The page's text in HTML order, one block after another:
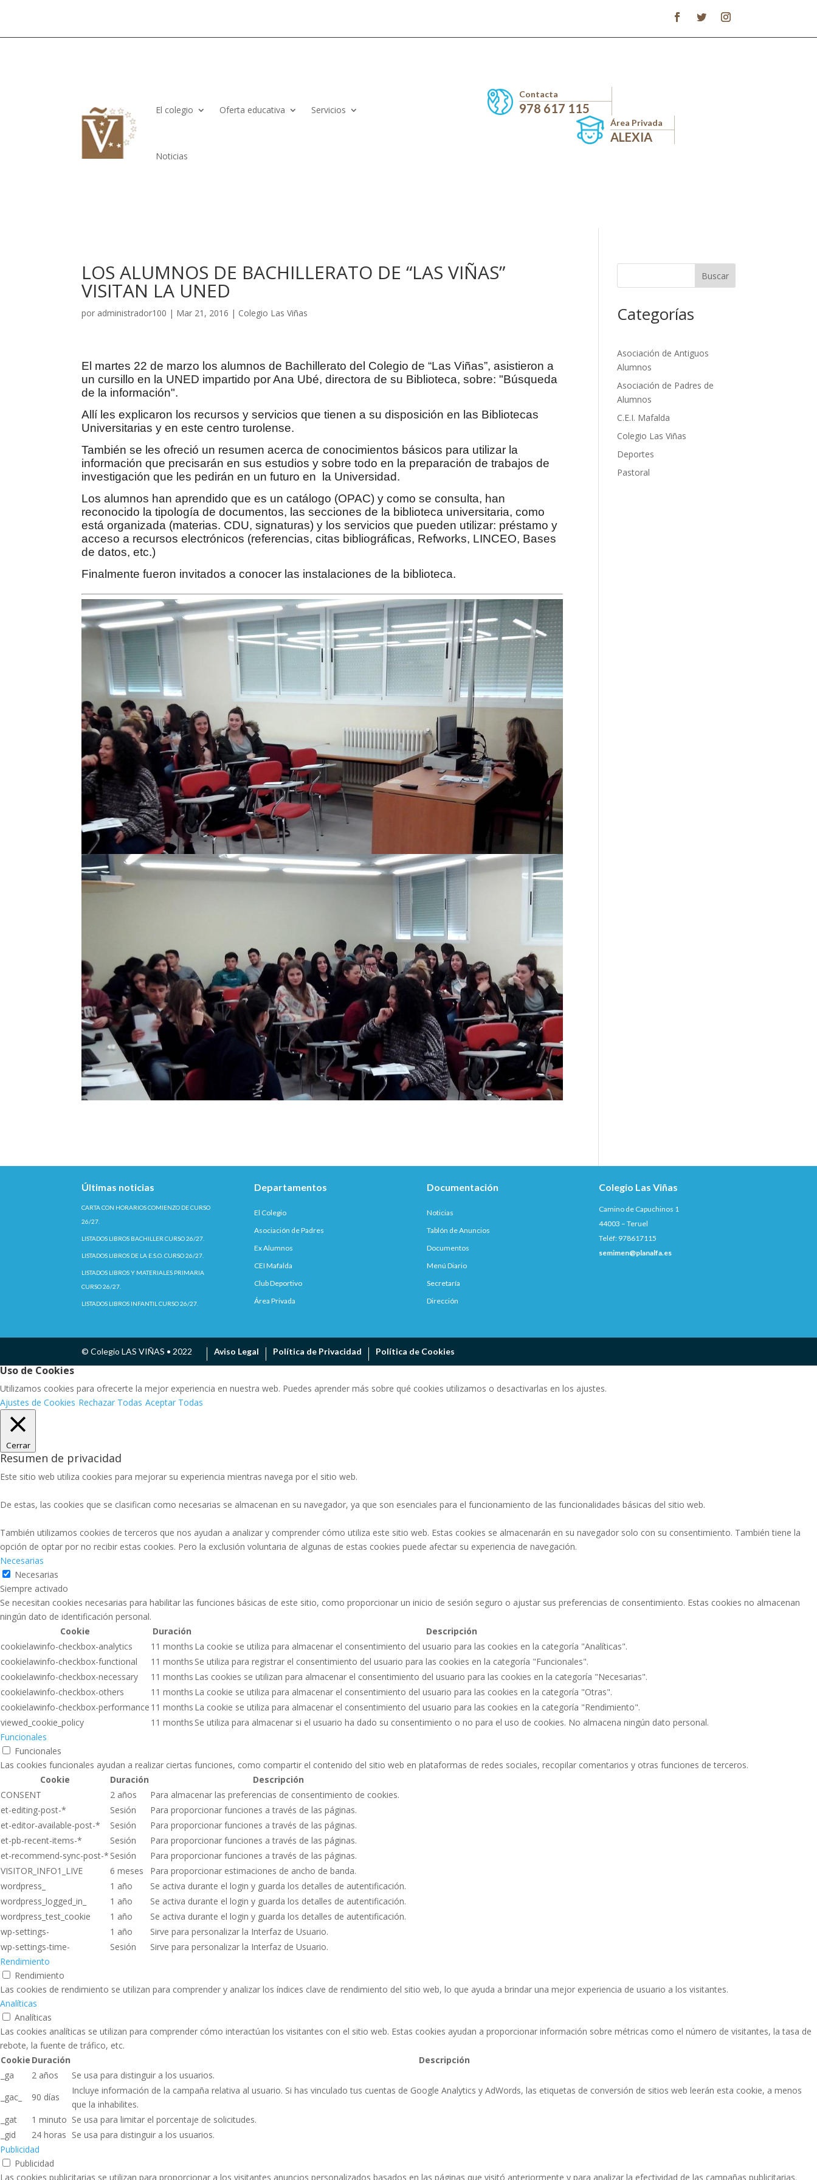
El colegio Oferta educativa Servicios
Noticias
Contacta
978 617 115
Área Privada
ALEXIA
LOS ALUMNOS DE BACHILLERATO DE “LAS VIÑAS”
VISITAN LA UNED
por administrador100 | Mar 21, 2016 | Colegio Las Viñas
El martes 22 de marzo los alumnos de Bachillerato del Colegio de “Las Viñas”, asistieron a
un cursillo en la UNED impartido por Ana Ubé, directora de su Biblioteca, sobre: "Búsqueda
de la información".
Allí les explicaron los recursos y servicios que tienen a su disposición en las Bibliotecas
Universitarias y en este centro turolense.
También se les ofreció un resumen acerca de conocimientos básicos para utilizar la
información que precisarán en sus estudios y sobre todo en la preparación de trabajos de
investigación que les pedirán en un futuro en
la Universidad.
Los alumnos han aprendido que es un catálogo (OPAC) y como se consulta, han
reconocido la tipología de documentos, las secciones de la biblioteca universitaria, como
está organizada (materias. CDU, signaturas) y los servicios que pueden utilizar: préstamo y
acceso a recursos electrónicos (referencias, citas bibliográficas, Refworks, LINCEO, Bases
de datos, etc.)
Finalmente fueron invitados a conocer las instalaciones de la biblioteca.
Buscar
Categorías
Asociación de Antiguos
Alumnos
Asociación de Padres de
Alumnos
C.E.I. Mafalda
Colegio Las Viñas
Deportes
Pastoral
Últimas noticias
CARTA CON HORARIOS COMIENZO DE CURSO
26/27.
LISTADOS LIBROS BACHILLER CURSO 26/27.
LISTADOS LIBROS DE LA E.S.O. CURSO 26/27.
LISTADOS LIBROS Y MATERIALES PRIMARIA
CURSO 26/27.
LISTADOS LIBROS INFANTIL CURSO 26/27.
Departamentos
El Colegio
Asociación de Padres
Ex Alumnos
CEI Mafalda
Club Deportivo
Área Privada
Documentación
Noticias
Tablón de Anuncios
Documentos
Menú Diario
Secretaría
Dirección
Colegio Las Viñas
Camino de Capuchinos 1
44003 – Teruel
Teléf: 978617115
semimen@planalfa.es
© Colegio LAS VIÑAS • 2022 Aviso Legal Política de Privacidad Política de Cookies
Uso de Cookies
Utilizamos cookies para ofrecerte la mejor experiencia en nuestra web. Puedes aprender más sobre qué cookies utilizamos o desactivarlas en los ajustes.
Ajustes de Cookies Rechazar Todas Aceptar Todas
Cerrar
Resumen de privacidad
Este sitio web utiliza cookies para mejorar su experiencia mientras navega por el sitio web.
De estas, las cookies que se clasifican como necesarias se almacenan en su navegador, ya que son esenciales para el funcionamiento de las funcionalidades básicas del sitio web.
También utilizamos cookies de terceros que nos ayudan a analizar y comprender cómo utiliza este sitio web. Estas cookies se almacenarán en su navegador solo con su consentimiento. También tiene la
opción de optar por no recibir estas cookies. Pero la exclusión voluntaria de algunas de estas cookies puede afectar su experiencia de navegación.
Necesarias
Necesarias
Siempre activado
Se necesitan cookies necesarias para habilitar las funciones básicas de este sitio, como proporcionar un inicio de sesión seguro o ajustar sus preferencias de consentimiento. Estas cookies no almacenan
ningún dato de identificación personal.
Cookie
Duración
Descripción
cookielawinfo-checkbox-analytics
11 months La cookie se utiliza para almacenar el consentimiento del usuario para las cookies en la categoría "Analíticas".
cookielawinfo-checkbox-functional
11 months Se utiliza para registrar el consentimiento del usuario para las cookies en la categoría "Funcionales".
cookielawinfo-checkbox-necessary
11 months Las cookies se utilizan para almacenar el consentimiento del usuario para las cookies en la categoría "Necesarias".
cookielawinfo-checkbox-others
11 months La cookie se utiliza para almacenar el consentimiento del usuario para las cookies en la categoría "Otras".
cookielawinfo-checkbox-performance 11 months La cookie se utiliza para almacenar el consentimiento del usuario para las cookies en la categoría "Rendimiento".
viewed_cookie_policy
11 months Se utiliza para almacenar si el usuario ha dado su consentimiento o no para el uso de cookies. No almacena ningún dato personal.
Funcionales
Funcionales
Las cookies funcionales ayudan a realizar ciertas funciones, como compartir el contenido del sitio web en plataformas de redes sociales, recopilar comentarios y otras funciones de terceros.
Cookie
Duración
Descripción
CONSENT
2 años
Para almacenar las preferencias de consentimiento de cookies.
et-editing-post-*
Sesión
Para proporcionar funciones a través de las páginas.
et-editor-available-post-*
Sesión
Para proporcionar funciones a través de las páginas.
et-pb-recent-items-*
Sesión
Para proporcionar funciones a través de las páginas.
et-recommend-sync-post-* Sesión
Para proporcionar funciones a través de las páginas.
VISITOR_INFO1_LIVE
6 meses
Para proporcionar estimaciones de ancho de banda.
wordpress_
1 año
Se activa durante el login y guarda los detalles de autentificación.
wordpress_logged_in_
1 año
Se activa durante el login y guarda los detalles de autentificación.
wordpress_test_cookie
1 año
Se activa durante el login y guarda los detalles de autentificación.
wp-settings-
1 año
Sirve para personalizar la Interfaz de Usuario.
wp-settings-time-
Sesión
Sirve para personalizar la Interfaz de Usuario.
Rendimiento
Rendimiento
Las cookies de rendimiento se utilizan para comprender y analizar los índices clave de rendimiento del sitio web, lo que ayuda a brindar una mejor experiencia de usuario a los visitantes.
Analíticas
Analíticas
Las cookies analíticas se utilizan para comprender cómo interactúan los visitantes con el sitio web. Estas cookies ayudan a proporcionar información sobre métricas como el número de visitantes, la tasa de
rebote, la fuente de tráfico, etc.
Cookie Duración
Descripción
_ga
2 años
Se usa para distinguir a los usuarios.
_gac_
90 días
Incluye información de la campaña relativa al usuario. Si has vinculado tus cuentas de Google Analytics y AdWords, las etiquetas de conversión de sitios web leerán esta cookie, a menos
que la inhabilites.
_gat
1 minuto Se usa para limitar el porcentaje de solicitudes.
_gid
24 horas Se usa para distinguir a los usuarios.
Publicidad
Publicidad
Las cookies publicitarias se utilizan para proporcionar a los visitantes anuncios personalizados basados ​​en las páginas que visitó anteriormente y para analizar la efectividad de las campañas publicitarias.